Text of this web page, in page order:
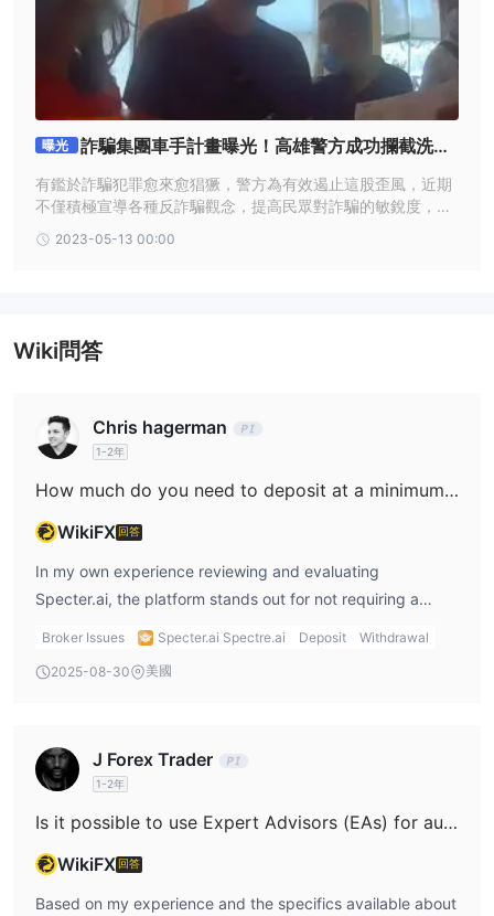
常低的時段，例如格林威治標準時間晚上 8 點至午夜或奇異產品，
例如 10-30 秒的微到期日，5 分鐘到期時的 0.2 點差和 0.1-0.9 點
之間的小幅入場點差也可能適用.
槓桿作用
對於資本最少的交易者，這可能會限制他們可以持有的頭寸數量和規
模。然而，降低杠桿率也有助於限制潛在損失。
賬戶類型
賬戶如下：
私人託管的以太幣錢包。交易仍然在區塊鏈上得到確認，獎金直接傳
存款和取款
Specter.ai不需要用法定貨幣為賬戶提供資金。相反，用戶可以直接
從數字錢包進行交易。
· 技能
· 內特勒
· 銀行轉帳
· 支付寶
FasaPay（印度尼西亞、越南、泰國和馬來西亞）
· Help2pay（馬來西亞、泰國、印度尼西亞和越南）
沒有最低存款要求。並作為 Specter.ai不持有付款，處理速度取決於
模擬賬戶
模擬賬戶可在 Specter.ai.練習賬戶模擬真實市場條件，並為交易者
曝光
詐騙集團車手計畫曝光！高雄警方成功攔截洗
錢；CSA揭示Specter.ai具投資風險
有鑑於詐騙犯罪愈來愈猖獗，警方為有效遏止這股歪風，近期
不僅積極宣導各種反詐騙觀念，提高民眾對詐騙的敏銳度，同
有效打擊詐騙集團。
2023-05-13 00:00
Wiki問答
Chris hagerman
1-2年
How much do you need to deposit at a minimum to start a live trading account on Specter.ai?
WikiFX 回答
In my own experience reviewing and evaluating
Specter.ai, the platform stands out for not requiring a
minimum deposit to open a live trading account, which is
means I could, in theory, start trading with any amount,
modest $10 minimum deposit, but the flexibility to begin
with no mandatory minimum was appealing—especially for
someone who wants to test real trading conditions with
with caution. While the absence of a minimum deposit
lowers the entry barrier, I always consider the bigger
Broker Issues Specter.ai Spectre.ai Deposit Withdrawal
2025-08-30 美國
J Forex Trader
1-2年
Is it possible to use Expert Advisors (EAs) for automated trading on Specter.ai's platforms?
WikiFX 回答
Based on my experience and the specifics available about